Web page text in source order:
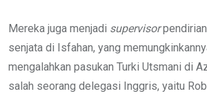
Mereka juga menjadi supervisor
senjata di Isfahan, yang
mengalahkan pasukan Turki Utsmani di
salah seorang delegasi Inggris, yaitu